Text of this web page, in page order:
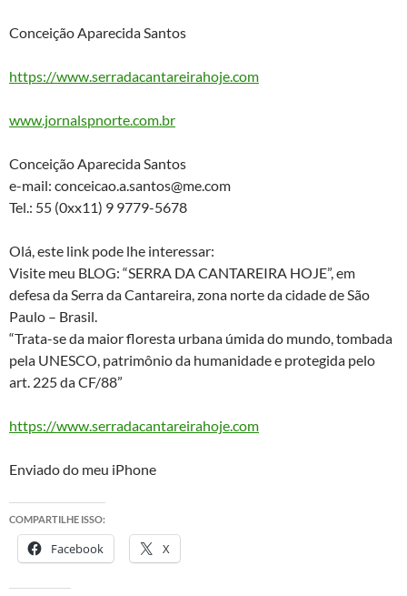
Conceição Aparecida Santos
https://www.serradacantareirahoje.com
www.jornalspnorte.com.br
Conceição Aparecida Santos
e-mail: conceicao.a.santos@me.com
Tel.: 55 (0xx11) 9 9779-5678
Olá, este link pode lhe interessar:
Visite meu BLOG: “SERRA DA CANTAREIRA HOJE”, em
defesa da Serra da Cantareira, zona norte da cidade de São
Paulo – Brasil.
“Trata-se da maior floresta urbana úmida do mundo, tombada
pela UNESCO, patrimônio da humanidade e protegida pelo
art. 225 da CF/88”
https://www.serradacantareirahoje.com
Enviado do meu iPhone
COMPARTILHE ISSO:
Facebook X